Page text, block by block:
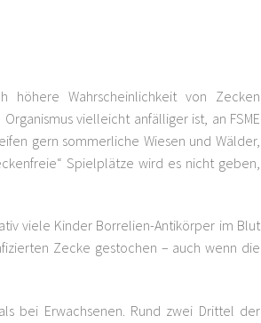
höhere Wahrscheinlichkeit von Zecken
vielleicht anfälliger ist, an FSME
gern sommerliche Wiesen und Wälder,
Spielplätze wird es nicht geben,
viele Kinder Borrelien-Antikörper im Blut
Zecke gestochen – auch wenn die
bei Erwachsenen. Rund zwei Drittel der